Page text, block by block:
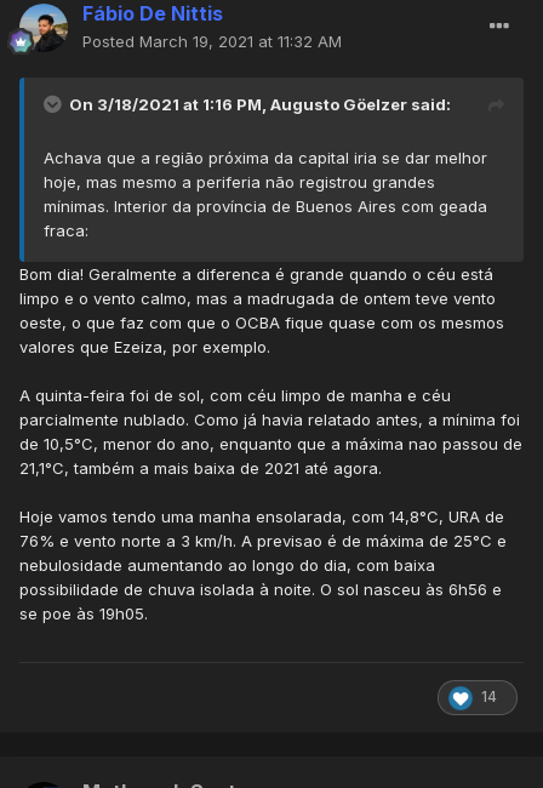
Fábio De Nittis
Posted March 19, 2021 at 11:32 AM
On 3/18/2021 at 1:16 PM, Augusto Göelzer said:
Achava que a região próxima da capital iria se dar melhor
hoje, mas mesmo a periferia não registrou grandes
mínimas. Interior da província de Buenos Aires com geada
fraca:
Bom dia! Geralmente a diferenca é grande quando o céu está
limpo e o vento calmo, mas a madrugada de ontem teve vento
oeste, o que faz com que o OCBA fique quase com os mesmos
valores que Ezeiza, por exemplo.
A quinta-feira foi de sol, com céu limpo de manha e céu
parcialmente nublado. Como já havia relatado antes, a mínima foi
de 10,5°C, menor do ano, enquanto que a máxima nao passou de
21,1°C, também a mais baixa de 2021 até agora.
Hoje vamos tendo uma manha ensolarada, com 14,8°C, URA de
76% e vento norte a 3 km/h. A previsao é de máxima de 25°C e
nebulosidade aumentando ao longo do dia, com baixa
possibilidade de chuva isolada à noite. O sol nasceu às 6h56 e
se poe às 19h05.
14